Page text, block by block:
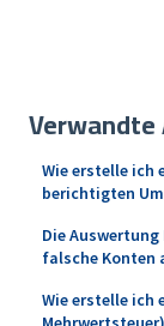
Wie erstelle ich
berichtigten
Die
falsche Konten
Wie erstelle ich